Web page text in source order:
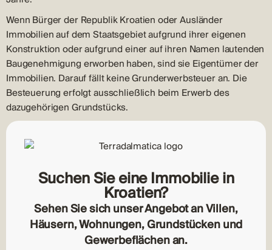
Wenn Bürger der Republik Kroatien oder Ausländer
Immobilien auf dem Staatsgebiet aufgrund ihrer eigenen
Konstruktion oder aufgrund einer auf ihren Namen lautenden
Baugenehmigung erworben haben, sind sie Eigentümer der
Immobilien. Darauf fällt keine Grunderwerbsteuer an. Die
Besteuerung erfolgt ausschließlich beim Erwerb des
dazugehörigen Grundstücks.
Suchen Sie eine Immobilie in
Kroatien?
Sehen Sie sich unser Angebot an Villen,
Häusern, Wohnungen, Grundstücken und
Gewerbeflächen an.